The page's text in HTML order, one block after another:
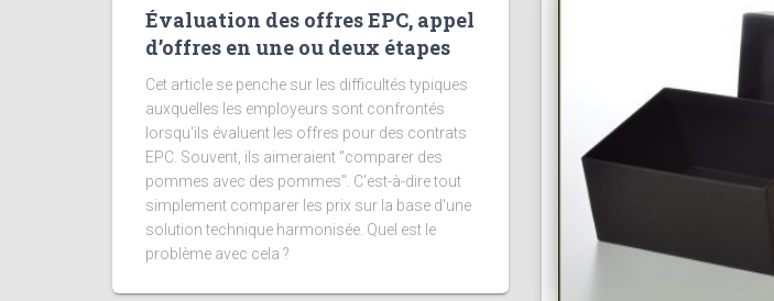
Évaluation des offres EPC, appel
d’offres en une ou deux étapes
Cet article se penche sur les difficultés typiques
auxquelles les employeurs sont confrontés
lorsqu'ils évaluent les offres pour des contrats
EPC. Souvent, ils aimeraient "comparer des
pommes avec des pommes". C'est-à-dire tout
simplement comparer les prix sur la base d'une
solution technique harmonisée. Quel est le
problème avec cela ?